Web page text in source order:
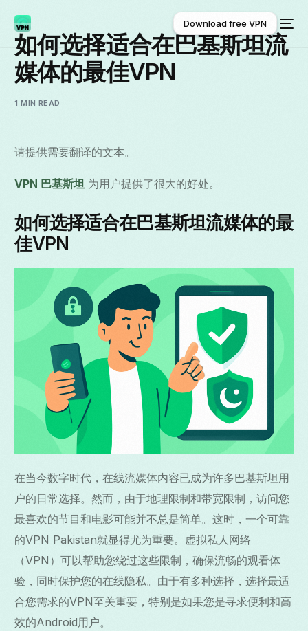
中文 (中国)
Download free VPN
Download free VPN
如何选择适合在巴基斯坦流
媒体的最佳VPN
1 MIN READ
请提供需要翻译的文本。
VPN 巴基斯坦 为用户提供了很大的好处。
如何选择适合在巴基斯坦流媒体的最
佳VPN
在当今数字时代，在线流媒体内容已成为许多巴基斯坦用
户的日常选择。然而，由于地理限制和带宽限制，访问您
最喜欢的节目和电影可能并不总是简单。这时，一个可靠
的VPN Pakistan就显得尤为重要。虚拟私人网络
（VPN）可以帮助您绕过这些限制，确保流畅的观看体
验，同时保护您的在线隐私。由于有多种选择，选择最适
合您需求的VPN至关重要，特别是如果您是寻求便利和高
效的Android用户。